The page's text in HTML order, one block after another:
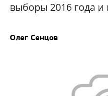
выборы 2016 года и
Олег Сенцов